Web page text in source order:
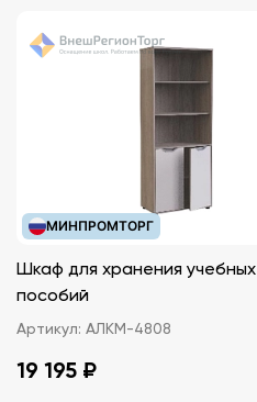
МИНПРОМТОРГ
Шкаф для хранения учебных
пособий
Артикул: АЛКМ-4808
19 195 ₽